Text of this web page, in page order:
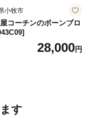
小牧市
コーチンのボーンブロ
28,000円
す